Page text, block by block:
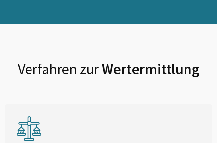
Verfahren zurWertermittlung